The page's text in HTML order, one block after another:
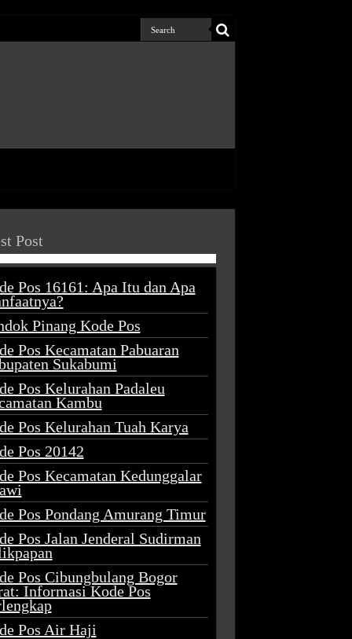
Post
Pos 16161: Apa Itu dan Apa
Pinang Kode Pos
Pos Kecamatan Pabuaran
Sukabumi
Pos Kelurahan Padaleu
Kambu
Pos Kelurahan Tuah Karya
Pos 20142
Pos Kecamatan Kedunggalar
Pos Pondang Amurang Timur
Pos Jalan Jenderal Sudirman
Pos Cibungbulang Bogor
Informasi Kode Pos
Pos Air Haji